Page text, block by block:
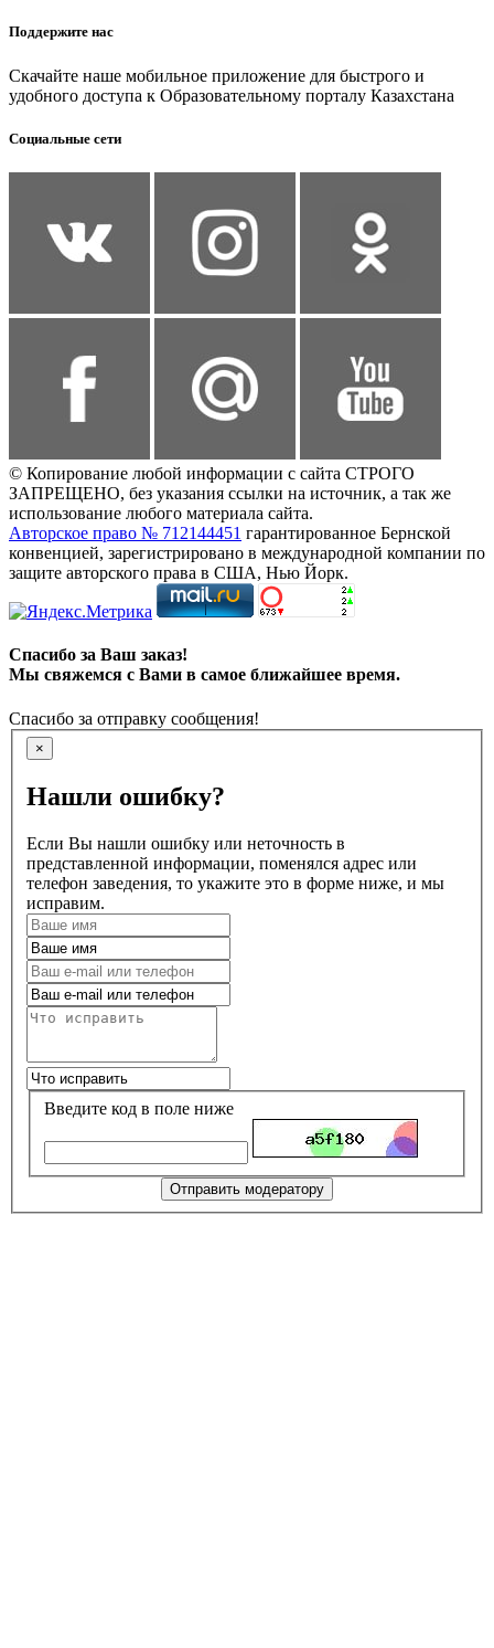
Поддержите нас
Скачайте наше мобильное приложение для быстрого и
удобного доступа к Образовательному порталу Казахстана
Социальные сети
© Копирование любой информации с сайта СТРОГО
ЗАПРЕЩЕНО, без указания ссылки на источник, а так же
использование любого материала сайта.
Авторское право № 712144451 гарантированное Бернской
конвенцией, зарегистрировано в международной компании по
защите авторского права в США, Нью Йорк.
Спасибо за Ваш заказ!
Мы свяжемся с Вами в самое ближайшее время.
Спасибо за отправку сообщения!
×
Нашли ошибку?
Если Вы нашли ошибку или неточность в
представленной информации, поменялся адрес или
телефон заведения, то укажите это в форме ниже, и мы
исправим.
Введите код в поле ниже
Отправить модератору